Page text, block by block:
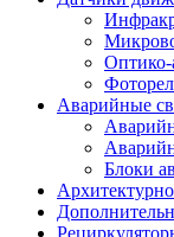
Оптико-
Аварийные
Блоки